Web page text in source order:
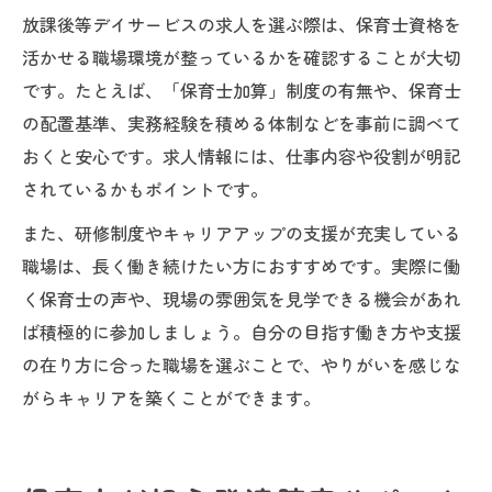
放課後等デイサービスの求人を選ぶ際は、保育士資格を
活かせる職場環境が整っているかを確認することが大切
です。たとえば、「保育士加算」制度の有無や、保育士
の配置基準、実務経験を積める体制などを事前に調べて
おくと安心です。求人情報には、仕事内容や役割が明記
されているかもポイントです。
また、研修制度やキャリアアップの支援が充実している
職場は、長く働き続けたい方におすすめです。実際に働
く保育士の声や、現場の雰囲気を見学できる機会があれ
ば積極的に参加しましょう。自分の目指す働き方や支援
の在り方に合った職場を選ぶことで、やりがいを感じな
がらキャリアを築くことができます。